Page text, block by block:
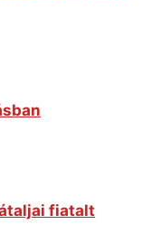
fiatalt